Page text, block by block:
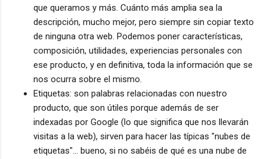
que queramos y más. Cuánto más amplia sea la
descripción, mucho mejor, pero siempre sin copiar texto
de ninguna otra web. Podemos poner características,
composición, utilidades, experiencias personales con
ese producto, y en definitiva, toda la información que se
nos ocurra sobre el mismo.
Etiquetas: son palabras relacionadas con nuestro
producto, que son útiles porque además de ser
indexadas por Google (lo que significa que nos llevarán
visitas a la web), sirven para hacer las típicas "nubes de
etiquetas"... bueno, si no sabéis de qué es una nube de